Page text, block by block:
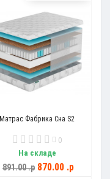
Матрас Фабрика Сна S2
0
На складе
891.00 .p 870.00 .p